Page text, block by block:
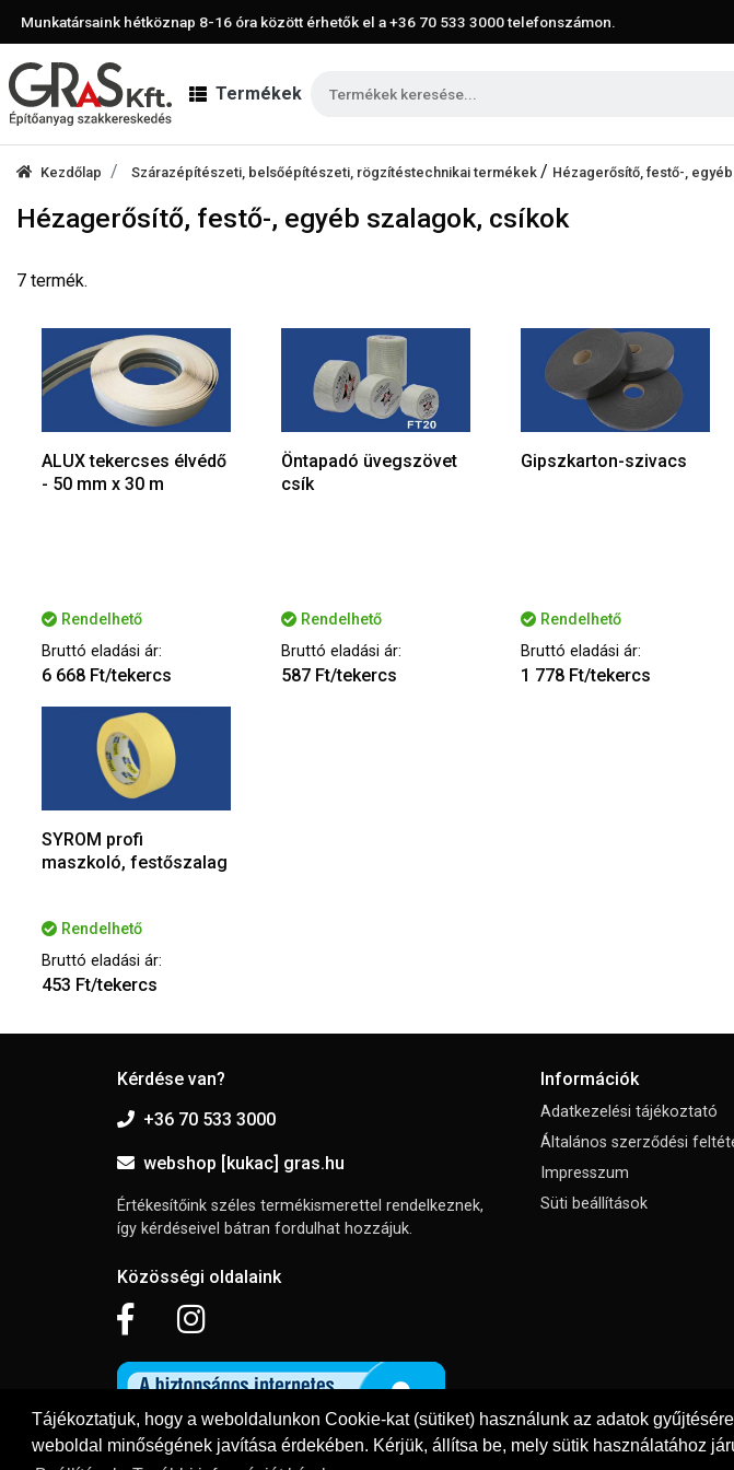
Tájékoztatjuk, hogy a weboldalunkon Cookie-kat (sütiket) használunk az adatok
weboldal minőségének javítása érdekében. Kérjük, állítsa be, mely sütik használatához
Munkatársaink hétköznap 8-16 óra között érhetők el a+36 70 533 3000telefonszámon.
Termékek
Kezdőlap Szárazépítészeti, belsőépítészeti, rögzítéstechnikai termékek / Hézagerősítő, festő-,
Hézagerősítő, festő-, egyéb szalagok, csíkok
7 termék.
ALUX tekercses élvédő
- 50 mm x 30 m
Rendelhető
Bruttó eladási ár:
6 668 Ft/tekercs
Öntapadó üvegszövet
csík
Rendelhető
Bruttó eladási ár:
587 Ft/tekercs
Gipszkarton-szivacs
Rendelhető
Bruttó eladási ár:
1 778 Ft/tekercs
SYROM profi
maszkoló, festőszalag
Rendelhető
Bruttó eladási ár:
453 Ft/tekercs
Kérdése van?
+36 70 533 3000
webshop [kukac] gras.hu
Értékesítőink széles termékismerettel rendelkeznek,
így kérdéseivel bátran fordulhat hozzájuk.
Közösségi oldalaink
Információk
Adatkezelési tájékoztató
Általános szerződési
Impresszum
Süti beállítások